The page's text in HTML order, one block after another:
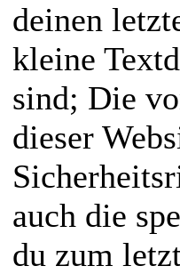
deinen
kleine
sind; Die
dieser
auch die
du zum